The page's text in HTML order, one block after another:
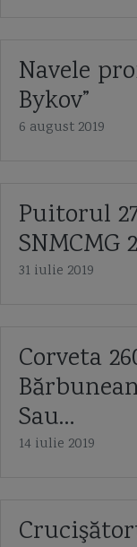
Navele
Bykov”
6 august 2019
Puitorul
SNMCMG
31 iulie 2019
Corveta
Sau…
14 iulie 2019